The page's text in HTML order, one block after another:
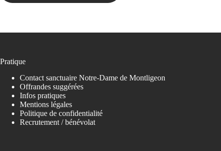
Pratique
Contact sanctuaire Notre-Dame de Montligeon
Offrandes suggérées
Infos pratiques
Mentions légales
Politique de confidentialité
Recrutement / bénévolat